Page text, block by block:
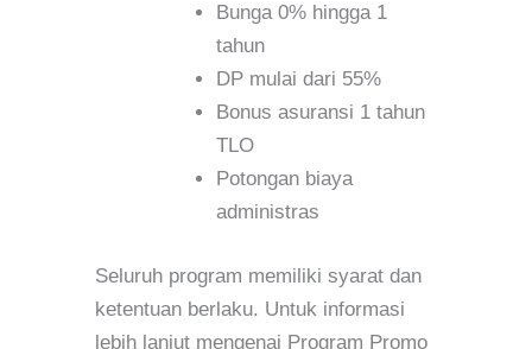
Bunga 0% hingga 1
tahun
DP mulai dari 55%
Bonus asuransi 1 tahun
TLO
Potongan biaya
administras
Seluruh program memiliki syarat dan
ketentuan berlaku. Untuk informasi
lebih lanjut mengenai Program Promo